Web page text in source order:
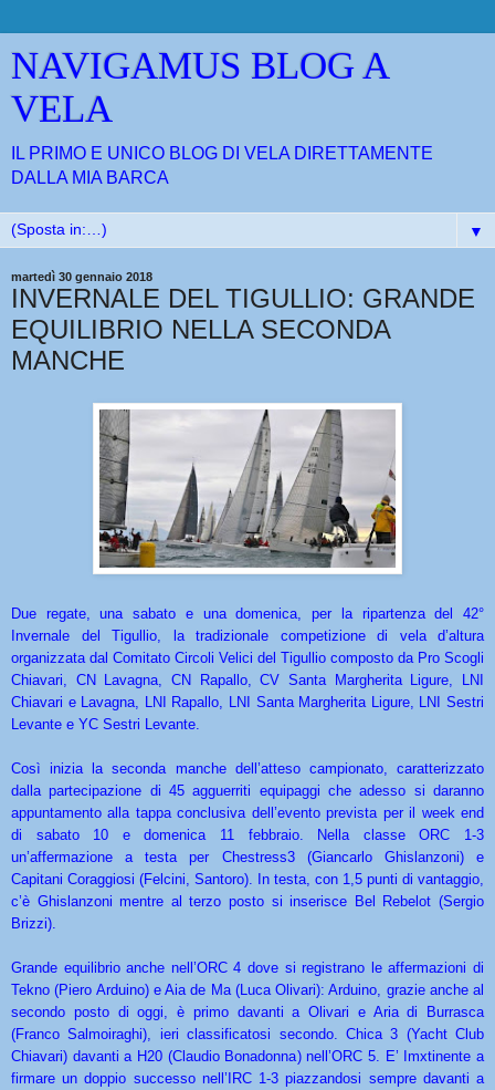
NAVIGAMUS BLOG A
VELA
IL PRIMO E UNICO BLOG DI VELA DIRETTAMENTE
DALLA MIA BARCA
▼
martedì 30 gennaio 2018
INVERNALE DEL TIGULLIO: GRANDE
EQUILIBRIO NELLA SECONDA
MANCHE
Due regate, una sabato e una domenica, per la ripartenza del 42°
Invernale del Tigullio, la tradizionale competizione di vela d’altura
organizzata dal Comitato Circoli Velici del Tigullio composto da Pro Scogli
Chiavari, CN Lavagna, CN Rapallo, CV Santa Margherita Ligure, LNI
Chiavari e Lavagna, LNI Rapallo, LNI Santa Margherita Ligure, LNI Sestri
Levante e YC Sestri Levante.
Così inizia la seconda manche dell’atteso campionato, caratterizzato
dalla partecipazione di 45 agguerriti equipaggi che adesso si daranno
appuntamento alla tappa conclusiva dell’evento prevista per il week end
di sabato 10 e domenica 11 febbraio. Nella classe ORC 1-3
un’affermazione a testa per Chestress3 (Giancarlo Ghislanzoni) e
Capitani Coraggiosi (Felcini, Santoro). In testa, con 1,5 punti di vantaggio,
c’è Ghislanzoni mentre al terzo posto si inserisce Bel Rebelot (Sergio
Brizzi).
Grande equilibrio anche nell’ORC 4 dove si registrano le affermazioni di
Tekno (Piero Arduino) e Aia de Ma (Luca Olivari): Arduino, grazie anche al
secondo posto di oggi, è primo davanti a Olivari e Aria di Burrasca
(Franco Salmoiraghi), ieri classificatosi secondo. Chica 3 (Yacht Club
Chiavari) davanti a H20 (Claudio Bonadonna) nell’ORC 5. E’ Imxtinente a
firmare un doppio successo nell’IRC 1-3 piazzandosi sempre davanti a